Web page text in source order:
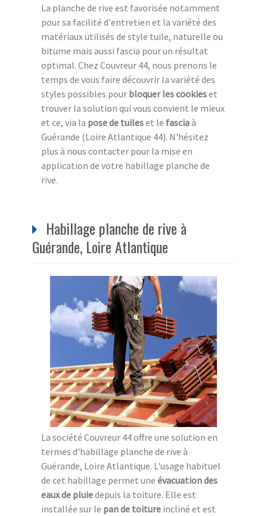
La planche de rive est favorisée notamment
pour sa facilité d'entretien et la variété des
matériaux utilisés de style tuile, naturelle ou
bitume mais aussi fascia pour un résultat
optimal. Chez Couvreur 44, nous prenons le
temps de vous faire découvrir la variété des
styles possibles pour bloquer les cookieset
trouver la solution qui vous convient le mieux
et ce, via la pose de tuileset le fasciaà
Guérande (Loire Atlantique 44). N'hésitez
plus à nous contacter pour la mise en
application de votre habillage planche de
rive.
Habillage planche de rive à
Guérande, Loire Atlantique
La société Couvreur 44 offre une solution en
termes d'habillage planche de rive à
Guérande, Loire Atlantique. L'usage habituel
de cet habillage permet une évacuation des
eaux de pluiedepuis la toiture. Elle est
installée sur le pan de toiture incliné et est